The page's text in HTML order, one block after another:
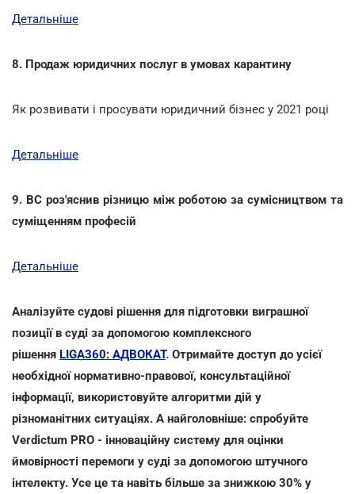
Детальніше
8. Продаж юридичних послуг в умовах карантину
Як розвивати і просувати юридичний бізнес у 2021 році
Детальніше
9. ВС роз'яснив різницю між роботою за сумісництвом та
суміщенням професій
Детальніше
Аналізуйте судові рішення для підготовки виграшної
позиції в суді за допомогою комплексного
рішення LIGA360: АДВОКАТ. Отримайте доступ до усієї
необхідної нормативно-правової, консультаційної
інформації, використовуйте алгоритми дій у
різноманітних ситуаціях. А найголовніше: спробуйте
Verdictum PRO - інноваційну систему для оцінки
ймовірності перемоги у суді за допомогою штучного
інтелекту. Усе це та навіть більше за знижкою 30% у